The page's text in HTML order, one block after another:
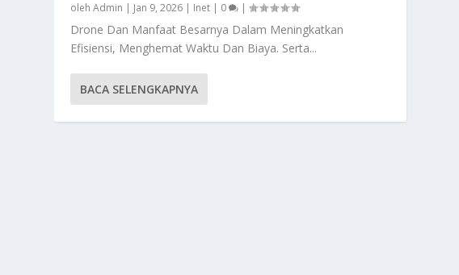
olehAdmin Jan 9, 2026 Inet 0 |
Drone Dan Manfaat Besarnya Dalam Meningkatkan
Efisiensi, Menghemat Waktu Dan Biaya. Serta...
BACA SELENGKAPNYA